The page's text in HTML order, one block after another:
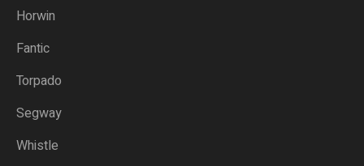
Horwin
Fantic
Torpado
Segway
Whistle